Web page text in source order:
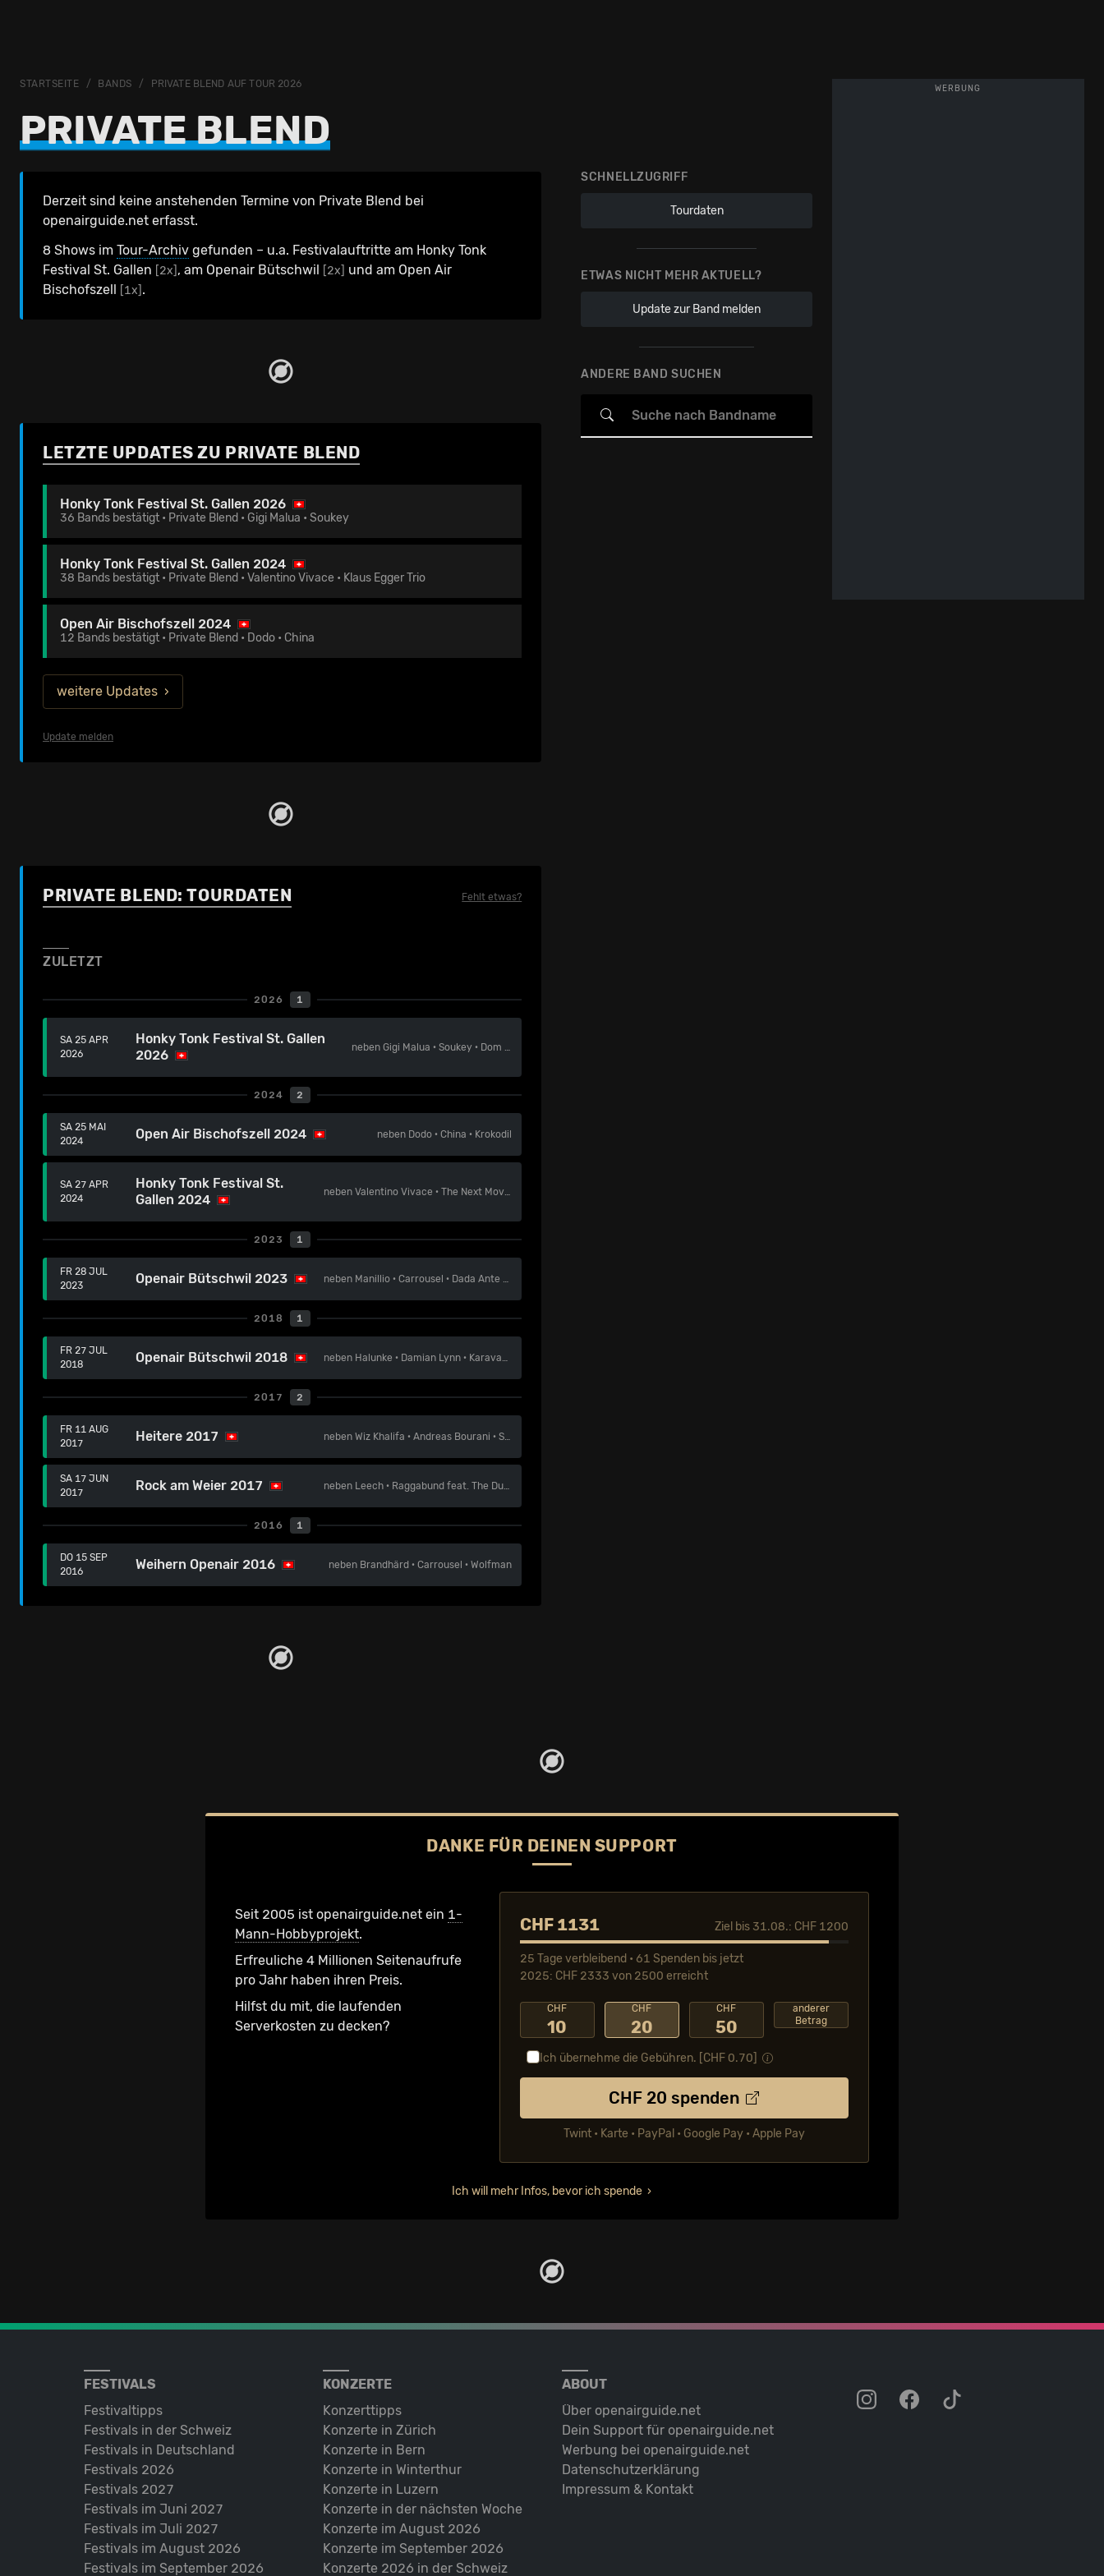
WERBUNG
STARTSEITE BANDS PRIVATE BLEND AUF TOUR 2026
PRIVATE BLEND
SCHNELLZUGRIFF
Tourdaten
ETWAS NICHT MEHR AKTUELL?
Update zur Band melden
ANDERE BAND SUCHEN
Derzeit sind keine anstehenden Termine von Private Blend bei
openairguide.net erfasst.
8 Shows im Tour-Archiv gefunden – u.a. Festivalauftritte am Honky Tonk
Festival St. Gallen [2x] , am Openair Bütschwil [2x] und am Open Air
Bischofszell [1x] .
LETZTE UPDATES ZU PRIVATE BLEND
Honky Tonk Festival St. Gallen 2026
36 Bands bestätigt • Private Blend • Gigi Malua • Soukey
Honky Tonk Festival St. Gallen 2024
38 Bands bestätigt • Private Blend • Valentino Vivace • Klaus Egger Trio
Open Air Bischofszell 2024
12 Bands bestätigt • Private Blend • Dodo • China
weitere Updates
Update melden
PRIVATE BLEND: TOURDATEN Fehlt etwas?
ZULETZT
2026 1
SA 25 APR
2026
Honky Tonk Festival St. Gallen
2026
nebenGigi Malua ·Soukey · Dom Sweden
2024 2
SA 25 MAI
2024
Open Air Bischofszell 2024 neben Dodo ·China · Krokodil
SA 27 APR
2024
Honky Tonk Festival St.
Gallen 2024
nebenValentino Vivace ·The Next Movement
2023 1
FR 28 JUL
2023
Openair Bütschwil 2023 neben Manillio ·Carrousel · Dada Ante Portas
2018 1
FR 27 JUL
2018
Openair Bütschwil 2018 neben Halunke · Damian Lynn · Karavann
2017 2
FR 11 AUG
2017
Heitere 2017 nebenWiz Khalifa ·Andreas Bourani ·Silbermond
SA 17 JUN
2017
Rock am Weier 2017 neben Leech · Raggabund feat. The Dubby Conquerors
2016 1
DO 15 SEP
2016
Weihern Openair 2016 neben Brandhärd ·Carrousel ·Wolfman
DANKE FÜR DEINEN SUPPORT
Seit 2005 ist openairguide.net ein 1-
Mann-Hobbyprojekt.
Erfreuliche 4 Millionen Seiten­aufrufe
pro Jahr haben ihren Preis.
Hilfst du mit, die laufenden
Serverkosten zu decken?
CHF 1131 Ziel bis 31.08.: CHF 1200
25 Tage verbleibend • 61 Spenden bis jetzt
2025: CHF 2333 von 2500 erreicht
CHF
10
CHF
20
CHF
50
anderer
Betrag
Ich übernehme die Gebühren. [CHF0.70
CHF 20 spenden
Twint • Karte • PayPal • Google Pay • Apple Pay
Ich will mehr Infos, bevor ich spende
FESTIVALS
Festivaltipps
Festivals in der Schweiz
Festivals in Deutschland
Festivals 2026
Festivals 2027
Festivals im Juni 2027
Festivals im Juli 2027
Festivals im August 2026
Festivals im September 2026
KONZERTE
Konzerttipps
Konzerte in Zürich
Konzerte in Bern
Konzerte in Winterthur
Konzerte in Luzern
Konzerte in der nächsten Woche
Konzerte im August 2026
Konzerte im September 2026
Konzerte 2026 in der Schweiz
ABOUT
Über openairguide.net
Dein Support für openairguide.net
Werbung bei openairguide.net
Datenschutz­erklärung
Impressum & Kontakt